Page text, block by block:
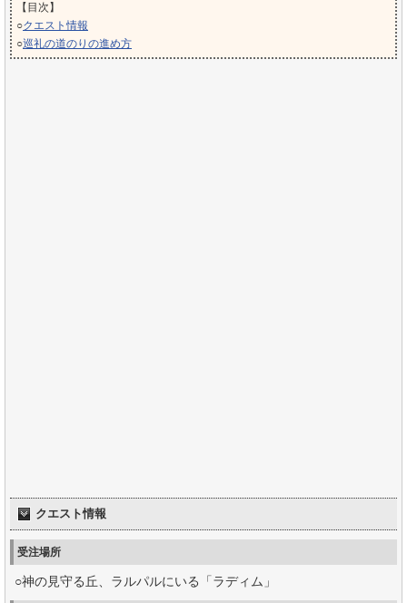
【目次】
○クエスト情報
○巡礼の道のりの進め方
クエスト情報
受注場所
○神の見守る丘、ラルパルにいる「ラディム」